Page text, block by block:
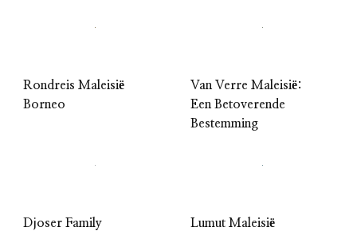
Rondreis Maleisië
Borneo
Van Verre Maleisië:
Een Betoverende
Bestemming
Djoser Family
Lumut Maleisië